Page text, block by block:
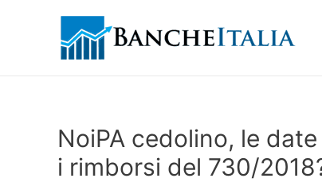
NoiPA cedolino, le
i rimborsi del 730/